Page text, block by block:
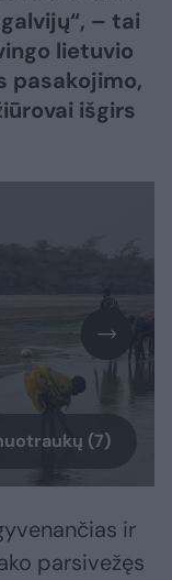
– tai
lietuvio
pasakojimo,
išgirs
(7)
ir
parsivežęs